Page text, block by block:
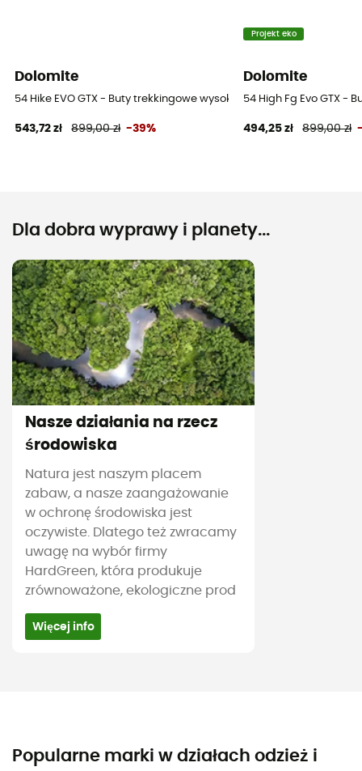
Dolomite
54 Hike EVO GTX - Buty trekkingowe wysokie meskie
543,72 zł 899,00 zł -39%
Projekt eko
Dolomite
54 High Fg Evo GTX -
494,25 zł 899,00 zł
Dla dobra wyprawy i planety...
Nasze działania na rzecz
środowiska
Natura jest naszym placem
zabaw, a nasze zaangażowanie
w ochronę środowiska jest
oczywiste. Dlatego też zwracamy
uwagę na wybór firmy
HardGreen, która produkuje
zrównoważone, ekologiczne prod
Więcej info
Popularne marki w działach odzież i